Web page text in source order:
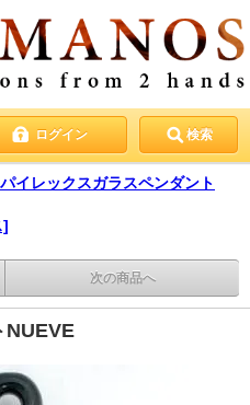
ログイン 検索
イレックスガラスペンダント
]
次の商品へ
NUEVE